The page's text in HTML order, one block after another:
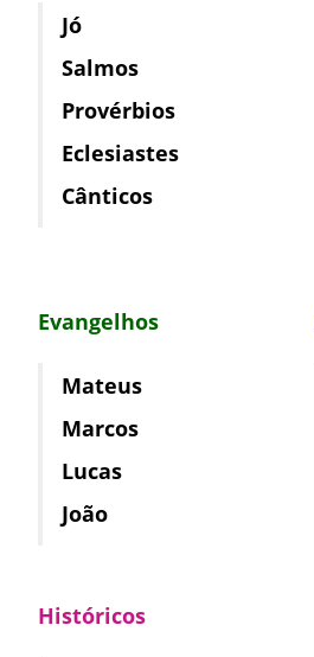
Jó
Salmos
Provérbios
Eclesiastes
Cânticos
Evangelhos
Mateus
Marcos
Lucas
João
Históricos